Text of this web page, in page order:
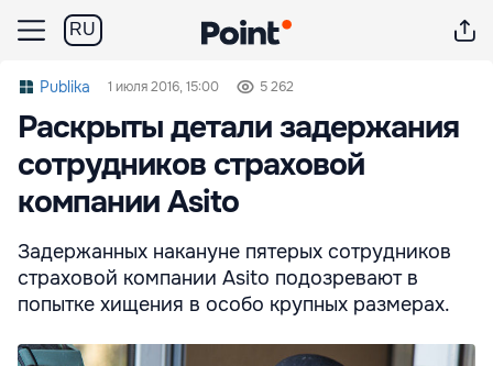
RU
Publika 1 июля 2016, 15:00 5 262
Раскрыты детали задержания
сотрудников страховой
компании Asito
Задержанных накануне пятерых сотрудников
страховой компании Asito подозревают в
попытке хищения в особо крупных размерах.